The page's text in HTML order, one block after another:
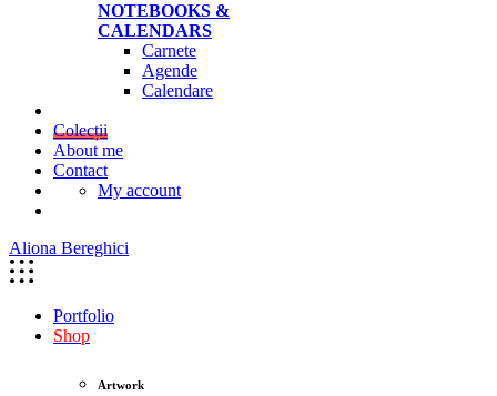
NOTEBOOKS &
CALENDARS
Carnete
Agende
Calendare
Colecții
About me
Contact
My account
Aliona Bereghici
Portfolio
Shop
Artwork